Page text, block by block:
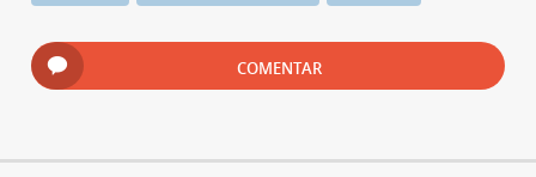
COMENTAR